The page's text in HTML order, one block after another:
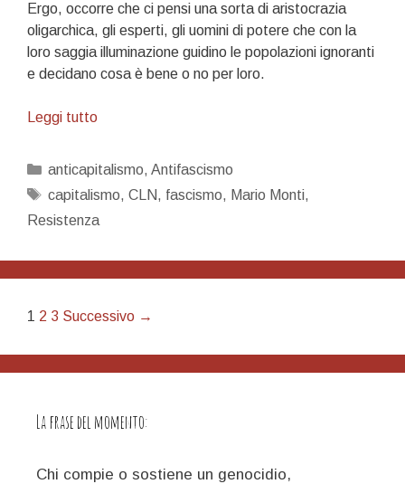
Ergo, occorre che ci pensi una sorta di aristocrazia
oligarchica, gli esperti, gli uomini di potere che con la
loro saggia illuminazione guidino le popolazioni ignoranti
e decidano cosa è bene o no per loro.
Leggi tuttoIn
Categorie
anticapitalismo, Antifascismo
Tag
capitalismo, CLN, fascismo, Mario Monti,
Resistenza
Navigazione
1 2 3 Successivo →
La frase del momento:
Chi compie o sostiene un genocidio,